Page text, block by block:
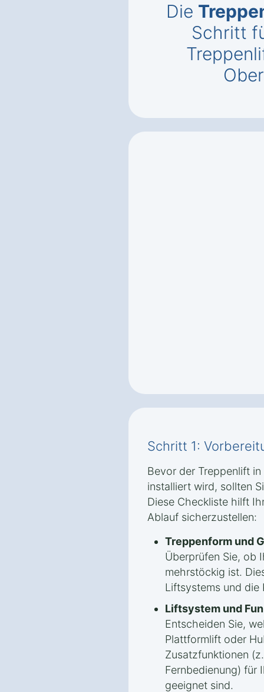
Die
Schritt
Schritt 1:
Bevor der Treppenlift
installiert wird, sollten
Diese Checkliste hilft
Ablauf sicherzustellen:
Treppenform und
Überprüfen Sie, ob
mehrstöckig ist.
Liftsystems und die
Liftsystem und
Entscheiden Sie,
Plattformlift oder
Zusatzfunktionen
Fernbedienung) für
geeignet sind.